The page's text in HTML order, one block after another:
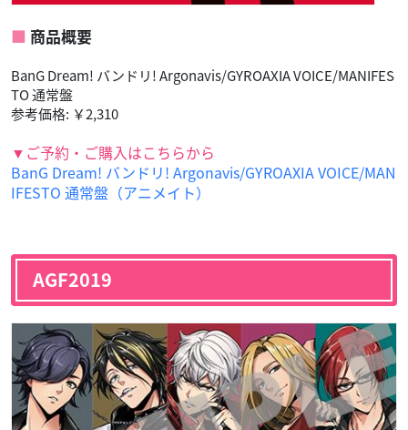
商品概要
BanG Dream! バンドリ! Argonavis/GYROAXIA VOICE/MANIFES
TO 通常盤
参考価格: ￥2,310
▼ご予約・ご購入はこちらから
BanG Dream! バンドリ! Argonavis/GYROAXIA VOICE/MAN
IFESTO 通常盤（アニメイト）
AGF2019